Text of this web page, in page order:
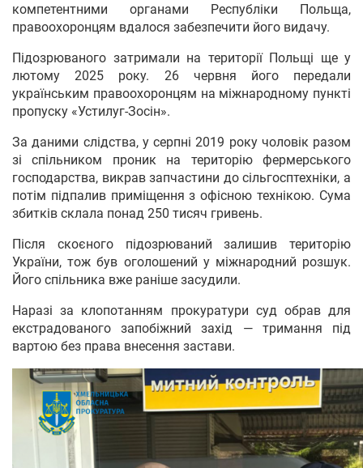
компетентними органами Республіки Польща,
правоохоронцям вдалося забезпечити його видачу.
Підозрюваного затримали на території Польщі ще у
лютому 2025 року. 26 червня його передали
українським правоохоронцям на міжнародному пункті
пропуску «Устилуг-Зосін».
За даними слідства, у серпні 2019 року чоловік разом
зі спільником проник на територію фермерського
господарства, викрав запчастини до сільгосптехніки, а
потім підпалив приміщення з офісною технікою. Сума
збитків склала понад 250 тисяч гривень.
Після скоєного підозрюваний залишив територію
України, тож був оголошений у міжнародний розшук.
Його спільника вже раніше засудили.
Наразі за клопотанням прокуратури суд обрав для
екстрадованого запобіжний захід — тримання під
вартою без права внесення застави.